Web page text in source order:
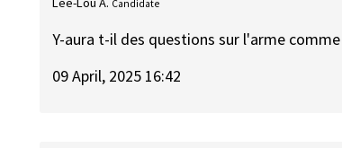
Candidate
Y-aura t-il des questions sur l'arme
09 April, 2025 16:42